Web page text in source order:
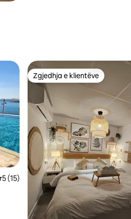
mesatar 5 nga 5, 15 vlerësime
5 (15)
Zgjedhja e klientëve
Zgjedhja e klientëve